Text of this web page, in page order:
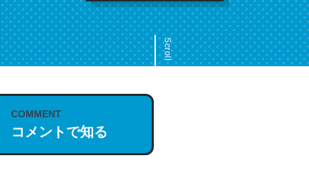
Scroll
COMMENT
コメントで知る
これは名文。彼はとてもクレバーなんだろうなと凄く思
う。英語少しでも読める人は原文もお勧め。自分はこの流
れ好き。Let’s Fucking Go. Then Covid hit. Shit.